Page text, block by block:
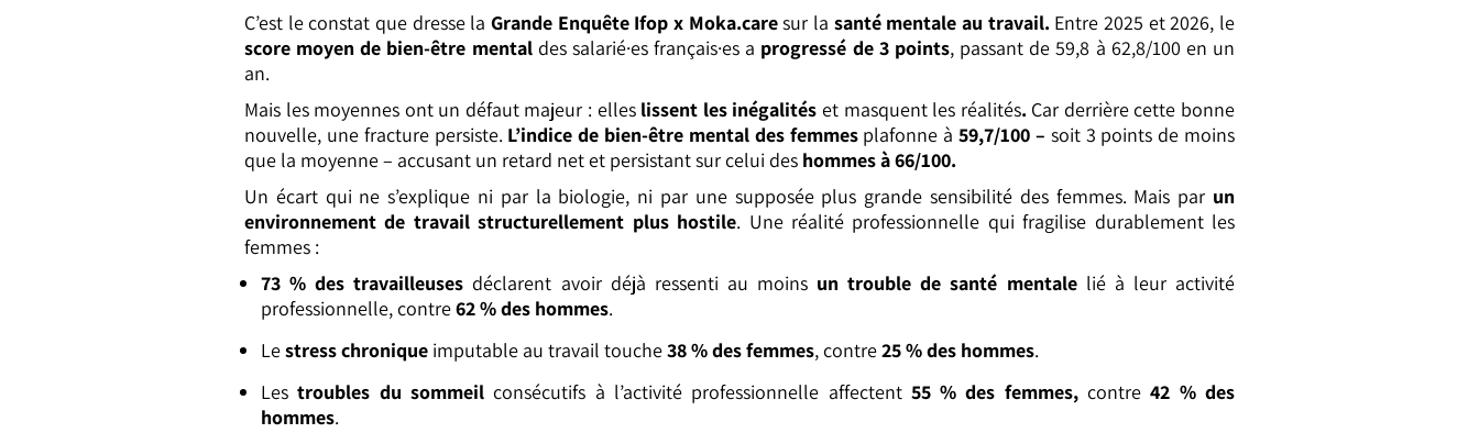
C’est le constat que dresse la Grande Enquête Ifop x Moka.caresur la santé mentale au travail. Entre 2025 et 2026, le
score moyen de bien-être mentaldes salarié·es français·es a progressé de 3 points, passant de 59,8 à 62,8/100 en un
an.
Mais les moyennes ont un défaut majeur : elles lissent les inégalités et masquent les réalités. Car derrière cette bonne
nouvelle, une fracture persiste. L’indice de bien-être mental des femmes plafonne à 59,7/100 – soit 3 points de moins
que la moyenne – accusant un retard net et persistant sur celui des hommes à 66/100.
Un écart qui ne s’explique ni par la biologie, ni par une supposée plus grande sensibilité des femmes. Mais par un
environnement de travail structurellement plus hostile. Une réalité professionnelle qui fragilise durablement les
femmes :
73 % des travailleuses déclarent avoir déjà ressenti au moins un trouble de santé mentalelié à leur activité
professionnelle, contre62 % des hommes.
Lestress chronique imputable au travail touche38 % des femmes, contre25 % des hommes.
Lestroubles du sommeilconsécutifs à l’activité professionnelle affectent 55 % des femmes,contre42 % des
hommes.